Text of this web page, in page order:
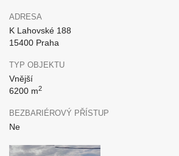
ADRESA
K Lahovské 188
15400 Praha
TYP OBJEKTU
Vnější
6200 m2
BEZBARIÉROVÝ PŘÍSTUP
Ne